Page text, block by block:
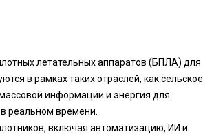
летательных аппаратов (БПЛА) для
в рамках таких отраслей, как сельское
информации и энергия для
реальном времени.
включая автоматизацию, ИИ и